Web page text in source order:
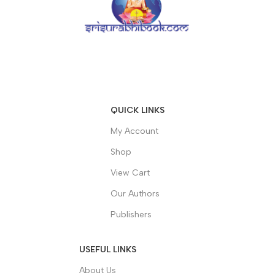
QUICK LINKS
My Account
Shop
View Cart
Our Authors
Publishers
USEFUL LINKS
About Us